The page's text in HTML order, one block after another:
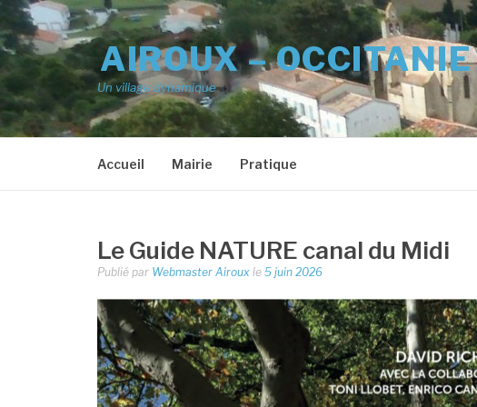
Aller
au
contenu
AIROUX – OCCITANIE
Un village dynamique
Accueil Mairie Pratique
Le Guide NATURE canal du Midi
Publié par Webmaster Airoux le5 juin 2026